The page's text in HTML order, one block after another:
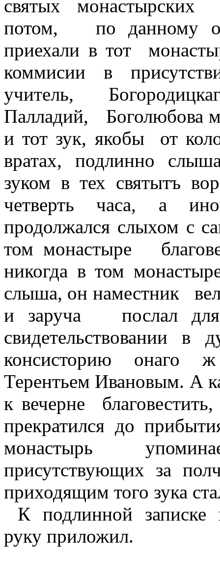
святых
монастырских
потом,
по данному
приехали в тот
коммисии в
учитель,
Палладий,
Боголюбова
и тот зук, якобы
от
вратах, подлинно
зуком в тех святытъ
четверть часа, а
продолжался слыхом с
том монастыре
никогда в том
слыша, он наместник
и заруча
послал
свидетельствовании в
консисторию онаго
Терентьем Ивановым. А
к вечерне
прекратился до
монастырь
присутствующих за
приходящим того зука
К подлинной записке
руку приложил.